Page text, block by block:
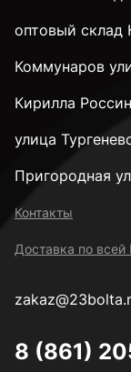
оптовый склад
Коммунаров
Кирилла
улица
Пригородная
Контакты
Доставка по всей
8 (861)